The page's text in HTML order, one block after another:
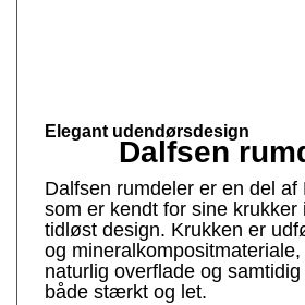
Elegant udendørsdesign
Dalfsen
Dalfsen rumdeler er en del af
som er kendt for sine krukker
tidløst design. Krukken er
og
naturlig overflade og
både stærkt og let.